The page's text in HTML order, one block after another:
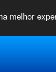
melhor